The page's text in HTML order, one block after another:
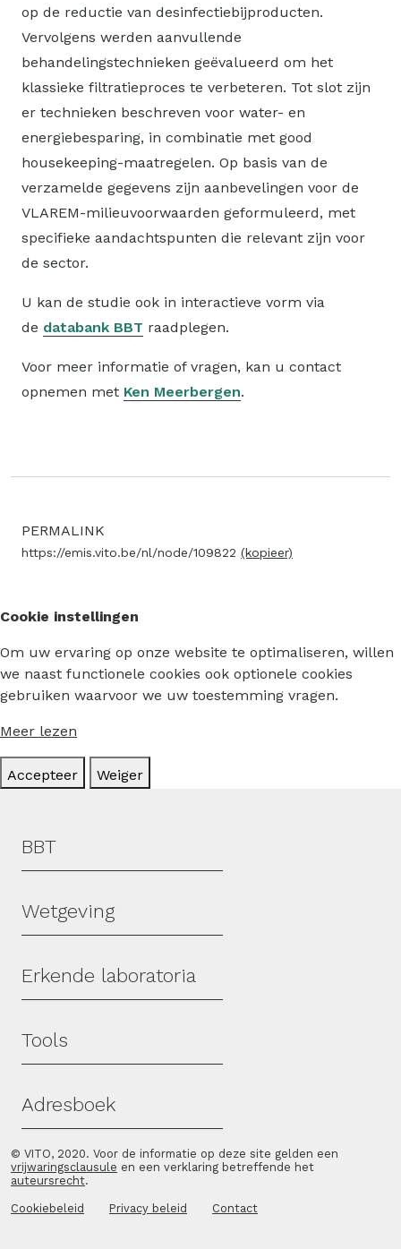
op de reductie van desinfectiebijproducten.
Vervolgens werden aanvullende
behandelingstechnieken geëvalueerd om het
klassieke filtratieproces te verbeteren. Tot slot zijn
er technieken beschreven voor water- en
energiebesparing, in combinatie met good
housekeeping-maatregelen. Op basis van de
verzamelde gegevens zijn aanbevelingen voor de
VLAREM-milieuvoorwaarden geformuleerd, met
specifieke aandachtspunten die relevant zijn voor
de sector.
U kan de studie ook in interactieve vorm via
de databank BBT raadplegen.
Voor meer informatie of vragen, kan u contact
opnemen met Ken Meerbergen.
PERMALINK
https://emis.vito.be/nl/node/109822 (kopieer)
Cookie instellingen
Om uw ervaring op onze website te optimaliseren, willen
we naast functionele cookies ook optionele cookies
gebruiken waarvoor we uw toestemming vragen.
Meer lezen
Accepteer Weiger
Hoofdmenu
BBT
Wetgeving
Erkende laboratoria
Tools
Adresboek
© VITO, 2020. Voor de informatie op deze site gelden een
vrijwaringsclausule en een verklaring betreffende het
auteursrecht.
Cookiebeleid Privacy beleid Contact